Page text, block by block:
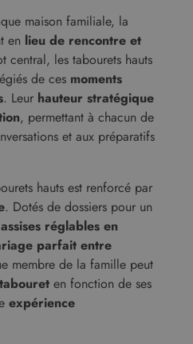
maison familiale, la
en lieu de rencontre et
central, les tabourets hauts
de ces moments
. Leur hauteur stratégique
, permettant à chacun de
et aux préparatifs
hauts est renforcé par
. Dotés de dossiers pour un
assises réglables en
parfait entre
membre de la famille peut
en fonction de ses
expérience